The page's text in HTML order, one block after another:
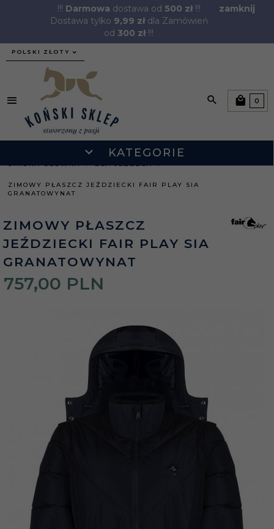
!!! Darmowa dostawa od 500 zł!!!
Dostawa tylko 9,99 złdla Zamówień
od 300 zł!!!
zamknij
currency_h
POLSKI ZŁOTY
KATEGORIE
0
STRONA GŁÓWNA DLA JEŹDŹCA
ZIMOWY PŁASZCZ JEŹDZIECKI FAIR PLAY SIA
GRANATOWYNAT
ZIMOWY PŁASZCZ
JEŹDZIECKI FAIR PLAY SIA
GRANATOWYNAT
757,00 PLN